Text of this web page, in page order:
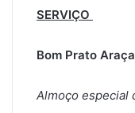
SERVIÇO
Bom Prato
Almoço especial